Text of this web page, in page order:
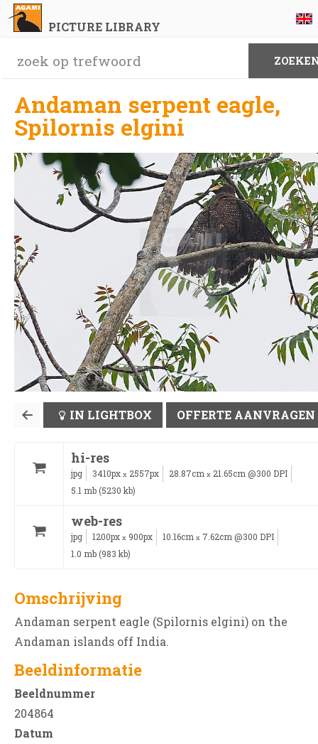
PICTURE LIBRARY
Andaman serpent eagle,
Spilornis elgini
IN LIGHTBOX OFFERTE AANVRAGEN
hi-res
jpg 3410px x 2557px 28.87cm x 21.65cm @300 DPI
5.1 mb (5230 kb)
web-res
jpg 1200px x 900px 10.16cm x 7.62cm @300 DPI
1.0 mb (983 kb)
Omschrijving
Andaman serpent eagle (Spilornis elgini) on the
Andaman islands off India.
Beeldinformatie
Beeldnummer
204864
Datum